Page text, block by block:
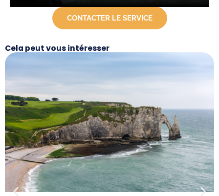
CONTACTER LE SERVICE
Cela peut vous intéresser